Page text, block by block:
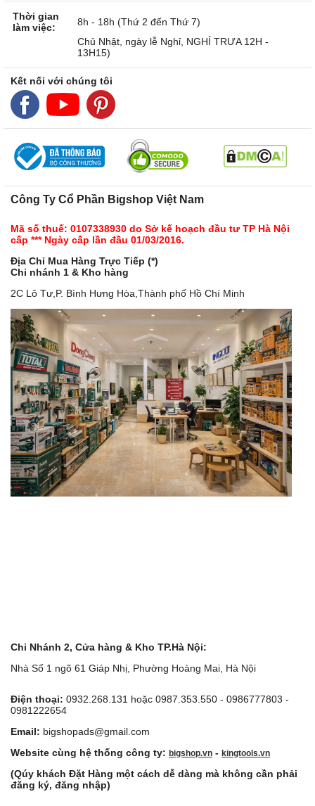
Thời gian
làm việc:
8h - 18h (Thứ 2 đến Thứ 7)
Chủ Nhật, ngày lễ Nghỉ, NGHỈ TRƯA 12H -
13H15)
Kết nối với chúng tôi
Công Ty Cổ Phần Bigshop Việt Nam
Mã số thuế: 0107338930 do Sở kế hoạch đầu tư TP Hà Nội
cấp *** Ngày cấp lần đầu 01/03/2016.
Địa Chỉ Mua Hàng Trực Tiếp (*)
Chi nhánh 1 & Kho hàng
2C Lô Tư,P. Bình Hưng Hòa,Thành phố Hồ Chí Minh
Chi Nhánh 2, Cửa hàng & Kho TP.Hà Nội:
Nhà Số 1 ngõ 61 Giáp Nhị, Phường Hoàng Mai, Hà Nội
Điện thoại: 0932.268.131 hoặc 0987.353.550 - 0986777803 -
0981222654
Email: bigshopads@gmail.com
Website cùng hệ thống công ty: bigshop.vn - kingtools.vn
(Qúy khách Đặt Hàng một cách dễ dàng mà không cần phải
đăng ký, đăng nhập)